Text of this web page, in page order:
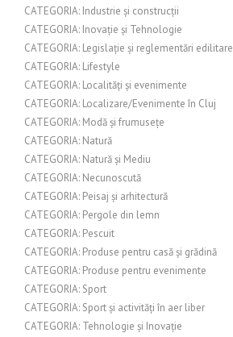
CATEGORIA: Industrie și construcții
CATEGORIA: Inovație și Tehnologie
CATEGORIA: Legislație și reglementări edilitare
CATEGORIA: Lifestyle
CATEGORIA: Localități și evenimente
CATEGORIA: Localizare/Evenimente în Cluj
CATEGORIA: Modă și frumusețe
CATEGORIA: Natură
CATEGORIA: Natură și Mediu
CATEGORIA: Necunoscută
CATEGORIA: Peisaj și arhitectură
CATEGORIA: Pergole din lemn
CATEGORIA: Pescuit
CATEGORIA: Produse pentru casă și grădină
CATEGORIA: Produse pentru evenimente
CATEGORIA: Sport
CATEGORIA: Sport și activități în aer liber
CATEGORIA: Tehnologie și Inovație